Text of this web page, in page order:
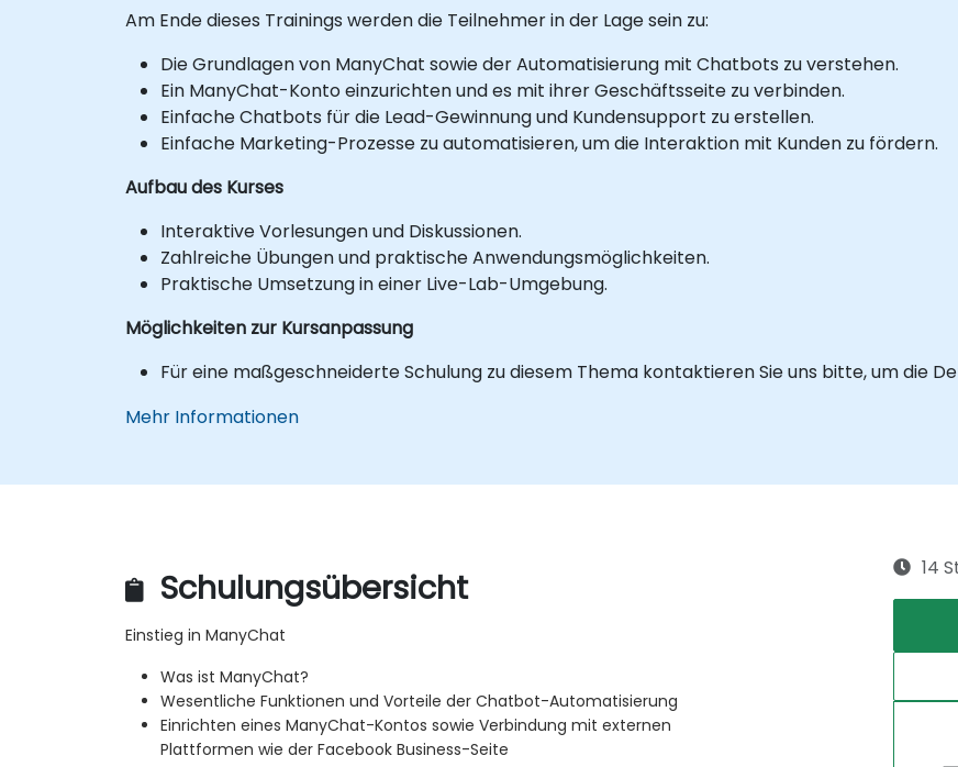
Am Ende dieses Trainings werden die Teilnehmer in der Lage sein zu:
Die Grundlagen von ManyChat sowie der Automatisierung mit Chatbots zu verstehen.
Ein ManyChat-Konto einzurichten und es mit ihrer Geschäftsseite zu verbinden.
Einfache Chatbots für die Lead-Gewinnung und Kundensupport zu erstellen.
Einfache Marketing-Prozesse zu automatisieren, um die Interaktion mit Kunden zu fördern.
Aufbau des Kurses
Interaktive Vorlesungen und Diskussionen.
Zahlreiche Übungen und praktische Anwendungsmöglichkeiten.
Praktische Umsetzung in einer Live-Lab-Umgebung.
Möglichkeiten zur Kursanpassung
Für eine maßgeschneiderte Schulung zu diesem Thema kontaktieren Sie uns bitte, um die
Mehr Informationen
Schulungsübersicht
Einstieg in ManyChat
Was ist ManyChat?
Wesentliche Funktionen und Vorteile der Chatbot-Automatisierung
Einrichten eines ManyChat-Kontos sowie Verbindung mit externen
Plattformen wie der Facebook Business-Seite
14